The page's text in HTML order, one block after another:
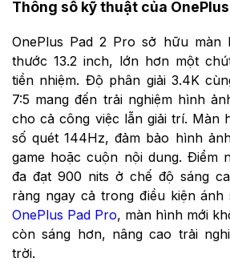
Thông số kỹ thuật của
OnePlus Pad 2 Pro sở hữu màn
thước 13.2 inch, lớn hơn một
tiền nhiệm. Độ phân giải 3.4K
7:5 mang đến trải nghiệm hình
cho cả công việc lẫn giải trí. Màn
số quét 144Hz, đảm bảo hình
game hoặc cuộn nội dung. Điểm
đa đạt 900 nits ở chế độ sáng
ràng ngay cả trong điều kiện ánh
OnePlus Pad Pro, màn hình mới
còn sáng hơn, nâng cao trải
trời.